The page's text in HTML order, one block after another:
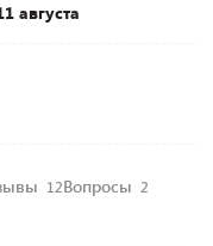
августа
12Вопросы 2